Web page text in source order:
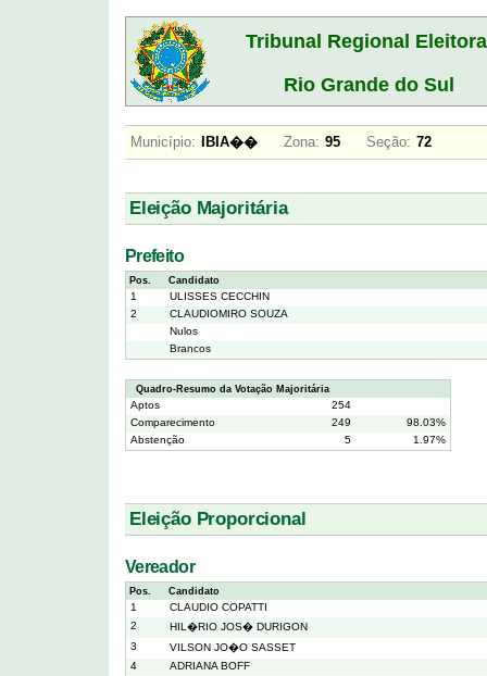
Tribunal Regional
Rio Grande do Sul
Município: IBIA�� Zona: 95 Seção: 72
Eleição Majoritária
Prefeito
Pos. Candidato
1
ULISSES CECCHIN
2
CLAUDIOMIRO SOUZA
Nulos
Brancos
Quadro-Resumo da Votação Majoritária
Aptos
254
Comparecimento
249
98.03%
Abstenção
5 1.97%
Eleição Proporcional
Vereador
Pos. Candidato
1
CLAUDIO COPATTI
2
HIL�RIO JOS� DURIGON
3
VILSON JO�O SASSET
4
ADRIANA BOFF